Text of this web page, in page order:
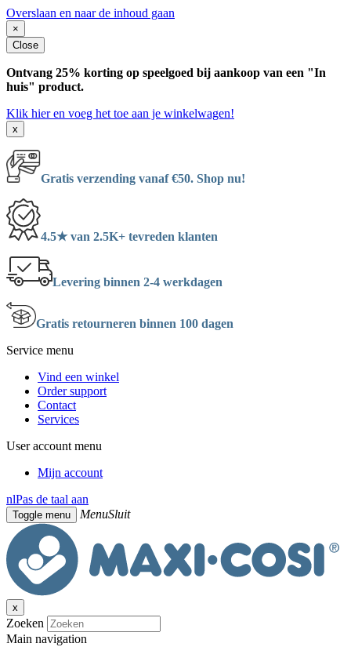
Overslaan en naar de inhoud gaan
×
Close
Ontvang 25% korting op speelgoed bij aankoop van een "In
huis" product.
Klik hier en voeg het toe aan je winkelwagen!
x
Gratis verzending vanaf €50. Shop nu!
4.5★ van 2.5K+ tevreden klanten
Levering binnen 2-4 werkdagen
Gratis retourneren binnen 100 dagen
Service menu
Vind een winkel
Order support
Contact
Services
User account menu
Mijn account
nlPas de taal aan
Toggle menu MenuSluit
x
Zoeken
Main navigation